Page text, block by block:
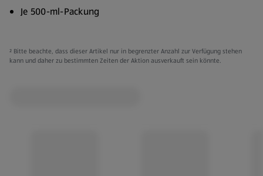
Je 500-ml-Packung​
² Bitte beachte, dass dieser Artikel nur in begrenzter Anzahl zur Verfügung stehen
kann und daher zu bestimmten Zeiten der Aktion ausverkauft sein könnte.